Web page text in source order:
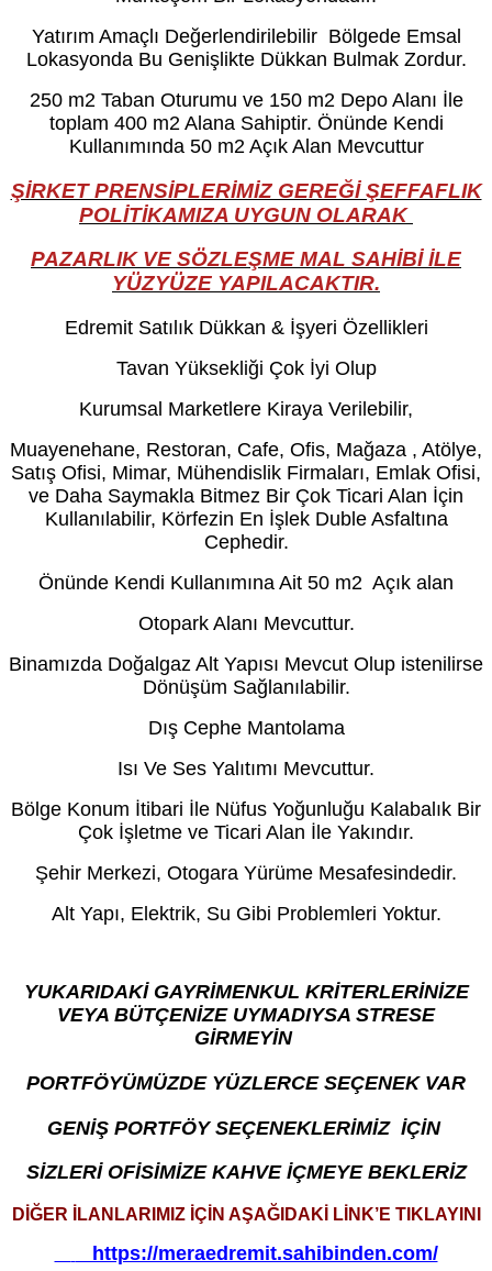
Yatırım Amaçlı Değerlendirilebilir Bölgede Emsal
Lokasyonda Bu Genişlikte Dükkan Bulmak Zordur.
250 m2 Taban Oturumu ve 150 m2 Depo Alanı İle
toplam 400 m2 Alana Sahiptir. Önünde Kendi
Kullanımında 50 m2 Açık Alan Mevcuttur
ŞİRKET PRENSİPLERİMİZ GEREĞİ ŞEFFAFLIK
POLİTİKAMIZA UYGUN OLARAK
PAZARLIK VE SÖZLEŞME MAL SAHİBİ İLE
YÜZYÜZE YAPILACAKTIR.
Edremit Satılık Dükkan & İşyeri Özellikleri
Tavan Yüksekliği Çok İyi Olup
Kurumsal Marketlere Kiraya Verilebilir,
Muayenehane, Restoran, Cafe, Ofis, Mağaza , Atölye,
Satış Ofisi, Mimar, Mühendislik Firmaları, Emlak Ofisi,
ve Daha Saymakla Bitmez Bir Çok Ticari Alan İçin
Kullanılabilir, Körfezin En İşlek Duble Asfaltına
Cephedir.
Önünde Kendi Kullanımına Ait 50 m2 Açık alan
Otopark Alanı Mevcuttur.
Binamızda Doğalgaz Alt Yapısı Mevcut Olup istenilirse
Dönüşüm Sağlanılabilir.
Dış Cephe Mantolama
Isı Ve Ses Yalıtımı Mevcuttur.
Bölge Konum İtibari İle Nüfus Yoğunluğu Kalabalık Bir
Çok İşletme ve Ticari Alan İle Yakındır.
Şehir Merkezi, Otogara Yürüme Mesafesindedir.
Alt Yapı, Elektrik, Su Gibi Problemleri Yoktur.
YUKARIDAKİ GAYRİMENKUL KRİTERLERİNİZE
VEYA BÜTÇENİZE UYMADIYSA STRESE
GİRMEYİN
PORTFÖYÜMÜZDE YÜZLERCE SEÇENEK VAR
GENİŞ PORTFÖY SEÇENEKLERİMİZ İÇİN
SİZLERİ OFİSİMİZE KAHVE İÇMEYE BEKLERİZ
DİĞER İLANLARIMIZ İÇİN AŞAĞIDAKİ LİNK’E TIKLAYINI
https://meraedremit.sahibinden.com/